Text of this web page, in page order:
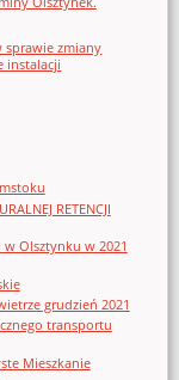
sprawie zmiany
instalacji
RETENCJI
Olsztynku w 2021
grudzień 2021
transportu
Mieszkanie